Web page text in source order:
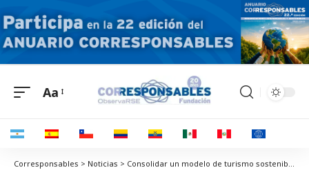
Aa
Corresponsables > Noticias > Consolidar un modelo de turismo sostenible y socialmente responsable